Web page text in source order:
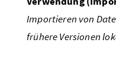
Importieren von
frühere Versionen